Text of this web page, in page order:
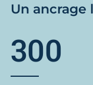
Un ancrage
300